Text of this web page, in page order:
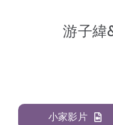
游子緯
小家影片